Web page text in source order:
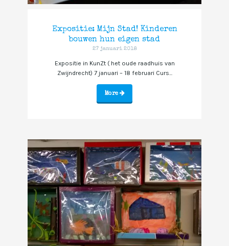
Expositie: Mijn Stad! Kinderen
bouwen hun eigen stad
27 januari 2018
Expositie in KunZt ( het oude raadhuis van
Zwijndrecht) 7 januari – 18 februari Curs...
More